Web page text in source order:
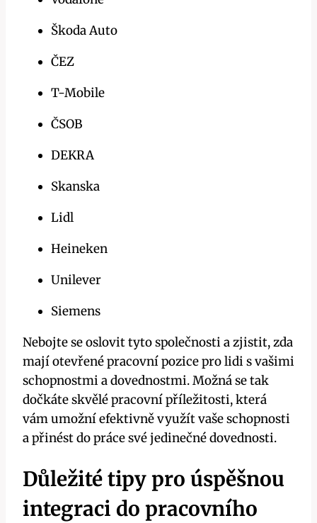
Škoda Auto
ČEZ
T-Mobile
ČSOB
DEKRA
Skanska
Lidl
Heineken
Unilever
Siemens
Nebojte se oslovit tyto společnosti a zjistit, zda
mají otevřené pracovní pozice pro lidi s vašimi
schopnostmi a dovednostmi. Možná se tak
dočkáte skvělé pracovní příležitosti, která
vám umožní efektivně využít vaše schopnosti
a přinést do práce své jedinečné dovednosti.
Důležité tipy pro úspěšnou
integraci do pracovního